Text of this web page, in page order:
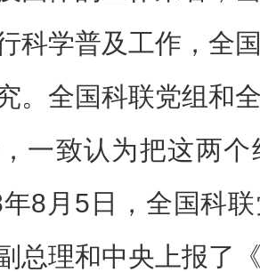
科学普及工作，全
。全国科联党组和
一致认为把这两
8月5日，全国科
总理和中央上报了